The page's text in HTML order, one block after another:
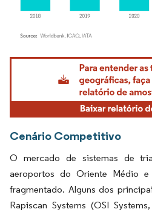
Imagem © Mordor Intelligence. O reuso
Cenário Competitivo
O mercado de sistemas de
aeroportos do Oriente Médio e
fragmentado. Alguns dos
Rapiscan Systems (OSI